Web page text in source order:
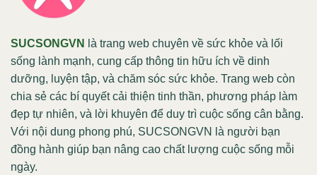
SUCSONGVN
là trang web chuyên về sức khỏe và lối
sống lành mạnh, cung cấp thông tin hữu ích về dinh
dưỡng, luyện tập, và chăm sóc sức khỏe. Trang web còn
chia sẻ các bí quyết cải thiện tinh thần, phương pháp làm
đẹp tự nhiên, và lời khuyên để duy trì cuộc sống cân bằng.
Với nội dung phong phú, SUCSONGVN là người bạn
đồng hành giúp bạn nâng cao chất lượng cuộc sống mỗi
ngày.